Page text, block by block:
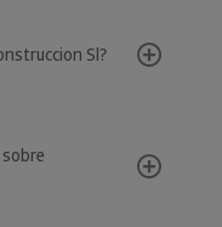
Sl?